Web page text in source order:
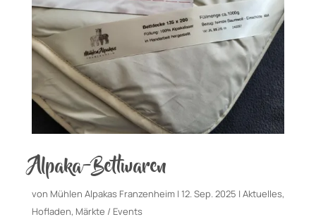
Alpaka-Bettwaren
von Mühlen Alpakas Franzenheim| 12. Sep. 2025 | Aktuelles,
Hofladen, Märkte / Events